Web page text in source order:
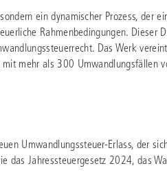
passen.
Notare
Steuerrecht
JURIS AKADEMIE
Qualifiziert und zertifiziert:
mehr erfahren
ein dynamischer Prozess, der
Rahmenbedingungen. Dieser
Das Werk
mehr als 300 Umwandlungsfällen
Umwandlungssteuer-Erlass, der
das Jahressteuergesetz 2024, das